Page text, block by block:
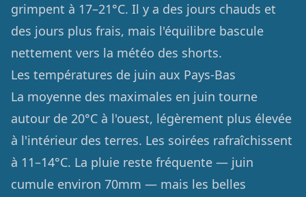
grimpent à 17–21°C. Il y a des jours chauds et
des jours plus frais, mais l'équilibre bascule
nettement vers la météo des shorts.
Les températures de juin aux Pays-Bas
La moyenne des maximales en juin tourne
autour de 20°C à l'ouest, légèrement plus élevée
à l'intérieur des terres. Les soirées rafraîchissent
à 11–14°C. La pluie reste fréquente — juin
cumule environ 70mm — mais les belles